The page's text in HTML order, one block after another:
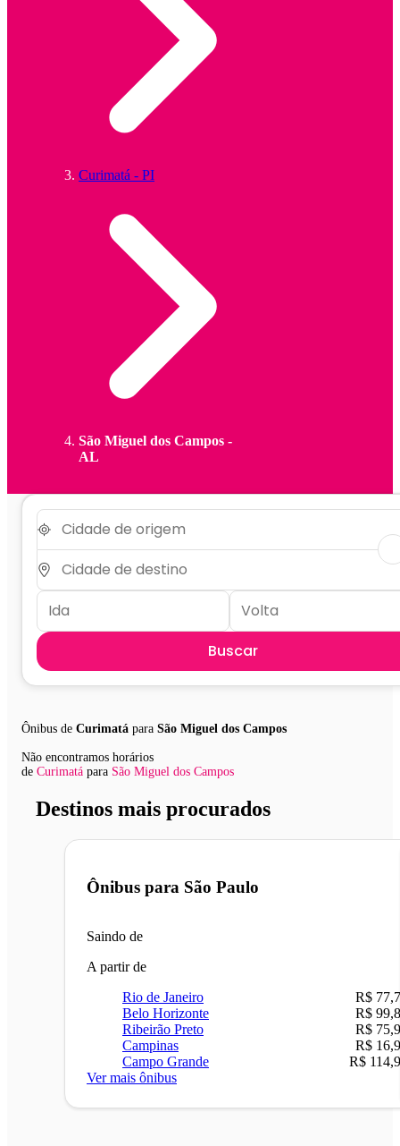
Curimatá - PI
São Miguel dos Campos -
AL
Buscar
Ônibus de Curimatá para São Miguel dos Campos
Não encontramos horários
de Curimatá para São Miguel dos Campos
Destinos mais procurados
Ônibus para São Paulo
Saindo de
A partir de
Rio de Janeiro
R$
Belo Horizonte
R$
Ribeirão Preto
R$
Campinas
R$
Campo Grande
R$
Ver mais ônibus